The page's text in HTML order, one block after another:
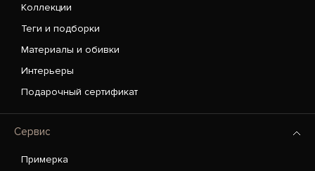
Коллекции
Теги и подборки
Материалы и обивки
Интерьеры
Подарочный сертификат
Сервис
Примерка